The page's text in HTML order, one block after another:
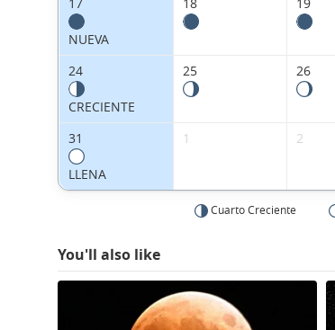
NUEVA
24
CRECIENTE
25 26
31
LLENA
1 2
Cuarto Creciente
You'll also like